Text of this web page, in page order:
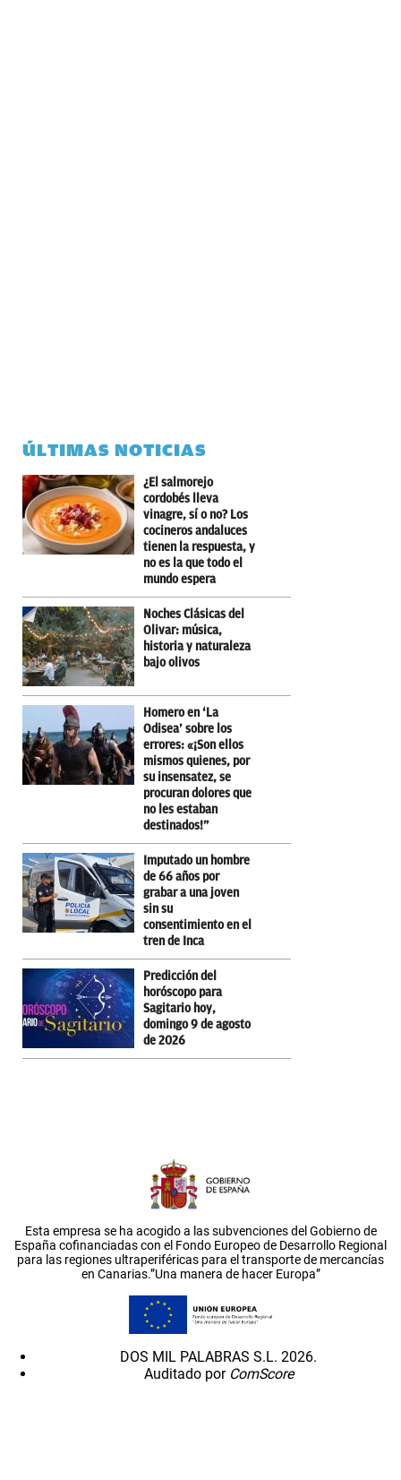
ÚLTIMAS NOTICIAS
¿El salmorejo
cordobés lleva
vinagre, sí o no? Los
cocineros andaluces
tienen la respuesta, y
no es la que todo el
mundo espera
Noches Clásicas del
Olivar: música,
historia y naturaleza
bajo olivos
Homero en ‘La
Odisea’ sobre los
errores: «¡Son ellos
mismos quienes, por
su insensatez, se
procuran dolores que
no les estaban
destinados!”
Imputado un hombre
de 66 años por
grabar a una joven
sin su
consentimiento en el
tren de Inca
Predicción del
horóscopo para
Sagitario hoy,
domingo 9 de agosto
de 2026
Esta empresa se ha acogido a las subvenciones del Gobierno de
España cofinanciadas con el Fondo Europeo de Desarrollo Regional
para las regiones ultraperiféricas para el transporte de mercancías
en Canarias.”Una manera de hacer Europa”
DOS MIL PALABRAS S.L. 2026.
Auditado por ComScore